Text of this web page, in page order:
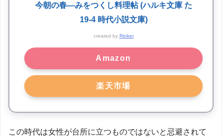
今朝の春―みをつくし料理帖 (ハルキ文庫 た
19-4 時代小説文庫)
created by Rinker
Amazon
楽天市場
この時代は女性が台所に立つものではないと忌避されて